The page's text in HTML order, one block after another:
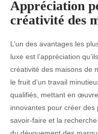
Appréciation
créativité des
L’un des avantages les
luxe est l’appréciation
créativité des maisons de
le fruit d’un travail
qualifiés, mettant en
innovantes pour créer des
savoir-faire et la